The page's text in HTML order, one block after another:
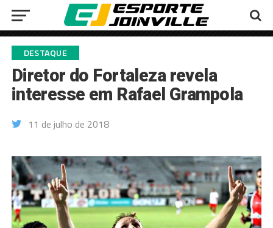
DESTAQUE
Diretor do Fortaleza revela
interesse em Rafael Grampola
11 de julho de 2018